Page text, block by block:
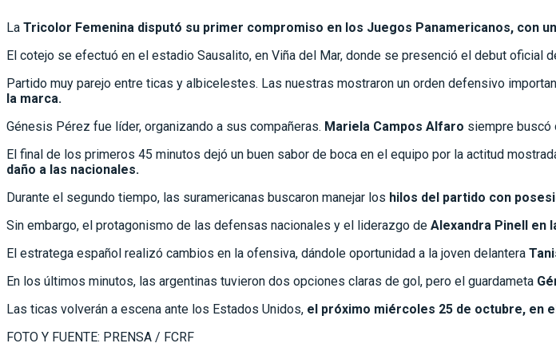
La Tricolor Femenina disputó su primer compromiso en los Juegos Panamericanos, con
El cotejo se efectuó en el estadio Sausalito, en Viña del Mar, donde se presenció el debut oficial
Partido muy parejo entre ticas y albicelestes. Las nuestras mostraron un orden defensivo
la marca.
Génesis Pérez fue líder, organizando a sus compañeras. Mariela Campos Alfaro siempre buscó
El final de los primeros 45 minutos dejó un buen sabor de boca en el equipo por la actitud
daño a las nacionales.
Durante el segundo tiempo, las suramericanas buscaron manejar los hilos del partido con
Sin embargo, el protagonismo de las defensas nacionales y el liderazgo de Alexandra Pinell en
El estratega español realizó cambios en la ofensiva, dándole oportunidad a la joven delantera
En los últimos minutos, las argentinas tuvieron dos opciones claras de gol, pero el guardameta
Las ticas volverán a escena ante los Estados Unidos, el próximo miércoles 25 de octubre, en
FOTO Y FUENTE: PRENSA / FCRF